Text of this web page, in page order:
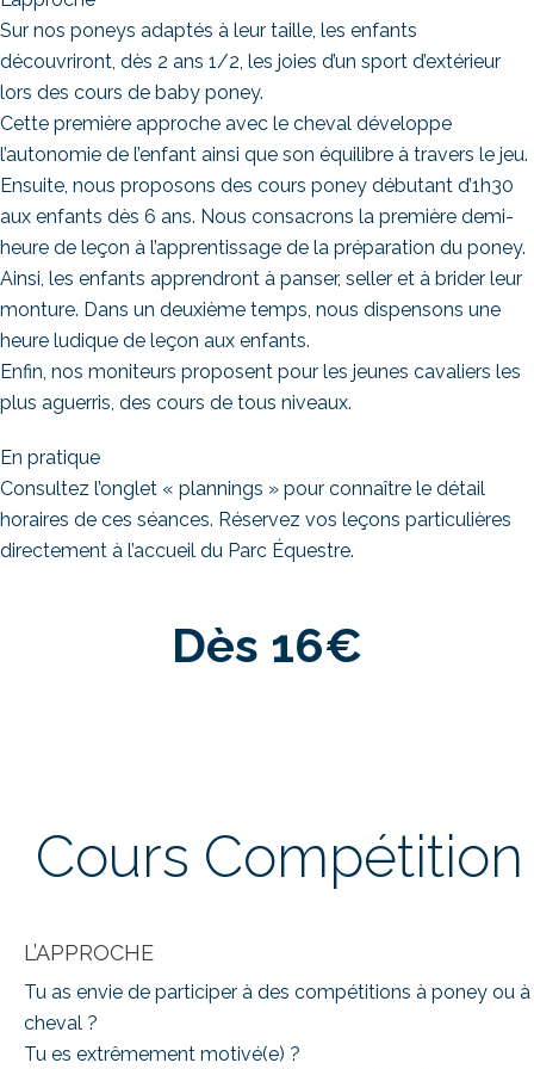
Sur nos poneys adaptés à leur taille, les enfants
découvriront, dès 2 ans 1/2, les joies d’un sport d’extérieur
lors des cours de baby poney.
Cette première approche avec le cheval développe
l’autonomie de l’enfant ainsi que son équilibre à travers le jeu.
Ensuite, nous proposons des cours poney débutant d’1h30
aux enfants dès 6 ans. Nous consacrons la première demi-
heure de leçon à l’apprentissage de la préparation du poney.
Ainsi, les enfants apprendront à panser, seller et à brider leur
monture. Dans un deuxième temps, nous dispensons une
heure ludique de leçon aux enfants.
Enfin, nos moniteurs proposent pour les jeunes cavaliers les
plus aguerris, des cours de tous niveaux.
En pratique
Consultez l’onglet « plannings » pour connaître le détail
horaires de ces séances. Réservez vos leçons particulières
directement à l’accueil du Parc Équestre.
Dès 16€
Cours Compétition
L’APPROCHE
Tu as envie de participer à des compétitions à poney ou à
cheval ?
Tu es extrêmement motivé(e) ?